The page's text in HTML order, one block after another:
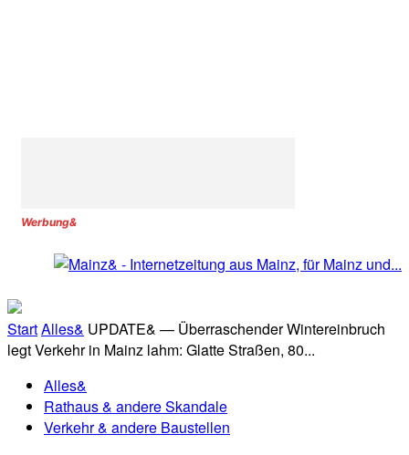
Werbung&
StartAlles& UPDATE& — Überraschender Wintereinbruch
legt Verkehr in Mainz lahm: Glatte Straßen, 80...
Alles&
Rathaus & andere Skandale
Verkehr & andere Baustellen